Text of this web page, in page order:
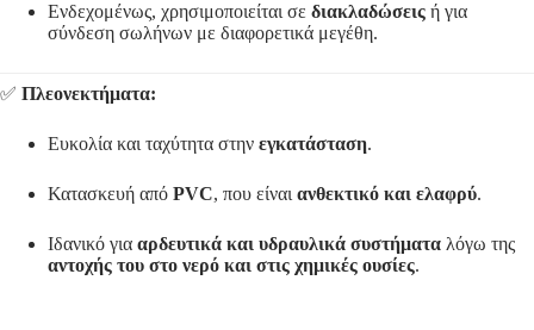
Ενδεχομένως, χρησιμοποιείται σε διακλαδώσεις ή για
σύνδεση σωλήνων με διαφορετικά μεγέθη.
✅ Πλεονεκτήματα:
Ευκολία και ταχύτητα στην εγκατάσταση.
Κατασκευή από PVC, που είναιανθεκτικό και ελαφρύ.
Ιδανικό για αρδευτικά και υδραυλικά συστήματα λόγω της
αντοχής του στο νερό και στις χημικές ουσίες.